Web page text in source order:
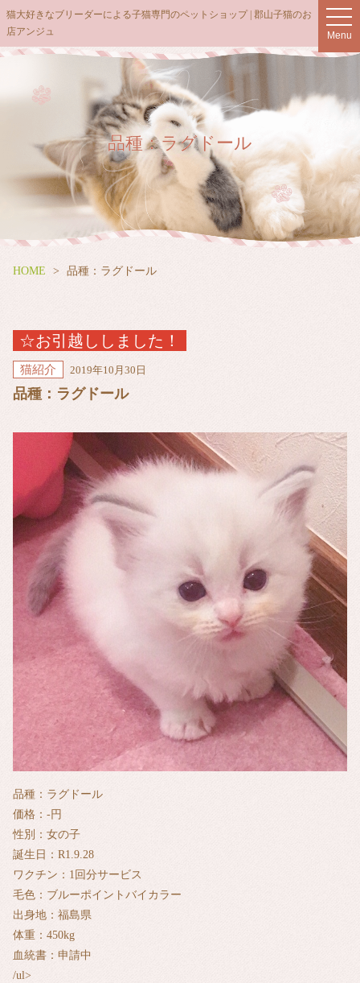
t
o
g
v
i
g
a
t
Menu
猫大好きなブリーダーによる子猫専門のペットショップ | 郡山子猫のお
店アンジュ
品種：ラグドール
HOME 品種：ラグドール
☆お引越ししました！
猫紹介 2019年10月30日
品種：ラグドール
品種：ラグドール
価格：‐円
性別：女の子
誕生日：R1.9.28
ワクチン：1回分サービス
毛色：ブルーポイントバイカラー
出身地：福島県
体重：450kg
血統書：申請中
/ul>